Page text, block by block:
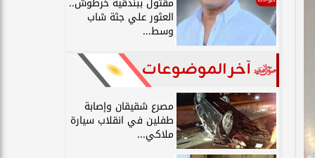
العثور علي جثة شاب
وسط...
آخر الموضوعات
مصرع شقيقان وإصابة
طفلين في انقلاب سيارة
ملاكي...